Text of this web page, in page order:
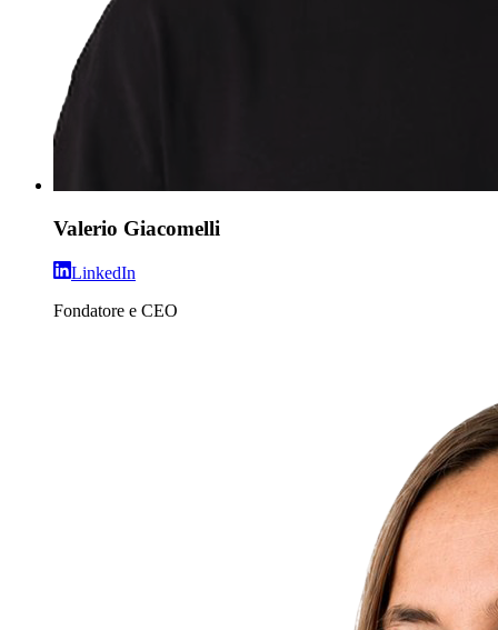
Valerio Giacomelli
LinkedIn
Fondatore e CEO